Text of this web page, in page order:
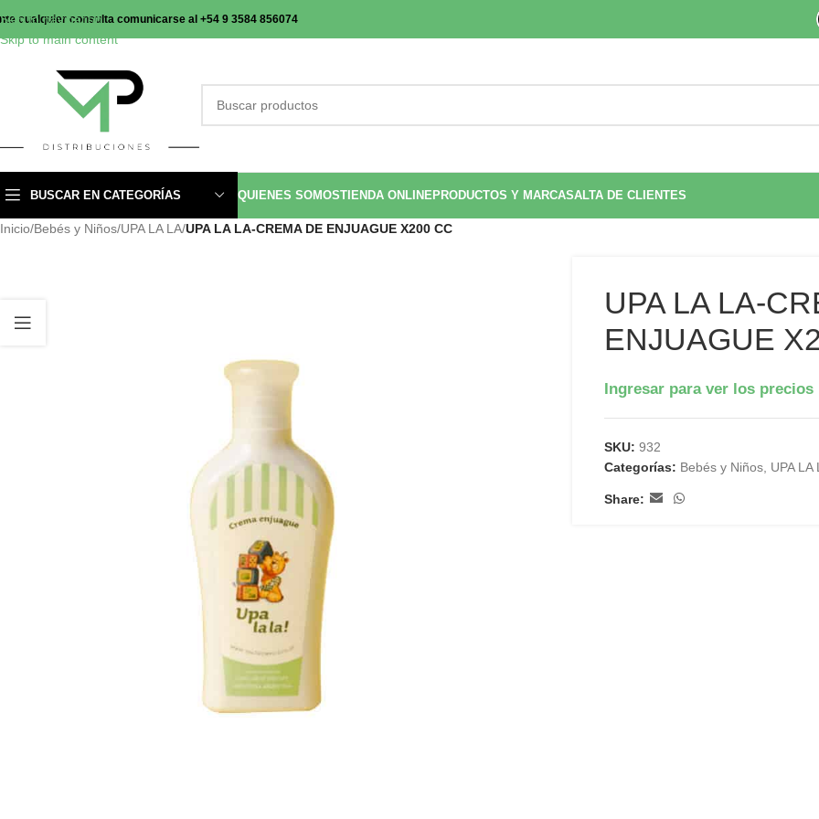
Skip to navigation
Skip to main content
cualquier consulta comunicarse al +54 9 3584 856074
BUSCAR EN CATEGORÍAS QUIENES SOMOSTIENDA ONLINEPRODUCTOS Y MARCASALTA DE CLIENTES
Inicio/Bebés y Niños/UPA LA LA/UPA LA LA-CREMA DE ENJUAGUE X200 CC
UPA LA LA-
ENJUAGUE
Ingresar para ver los precios
SKU: 932
Categorías: Bebés y Niños, UPA LA
Share: